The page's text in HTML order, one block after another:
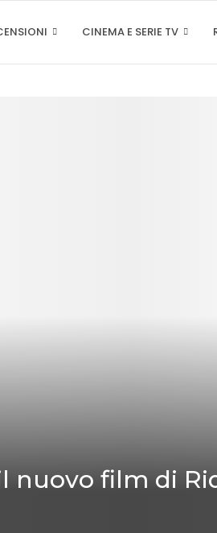
CINEMA E SERIE TV
nuovo film di